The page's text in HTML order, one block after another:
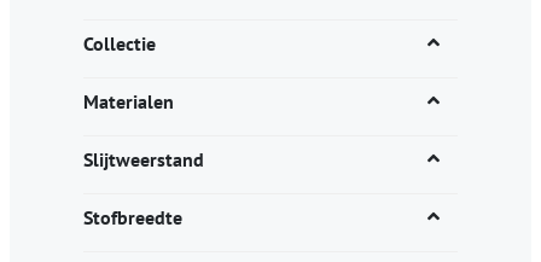
Collectie
Materialen
Slijtweerstand
Stofbreedte